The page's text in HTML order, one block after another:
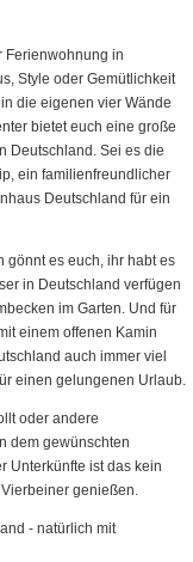
Ferienwohnung in
Style oder Gemütlichkeit
die eigenen vier Wände
bietet euch eine große
Deutschland. Sei es die
ein familienfreundlicher
Deutschland für ein
gönnt es euch, ihr habt es
in Deutschland verfügen
im Garten. Und für
einem offenen Kamin
auch immer viel
einen gelungenen Urlaub.
oder andere
dem gewünschten
Unterkünfte ist das kein
genießen.
- natürlich mit